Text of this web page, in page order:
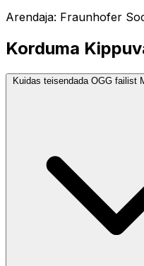
Arendaja: Fraunhofer
Korduma
Kuidas teisendada OGG failist